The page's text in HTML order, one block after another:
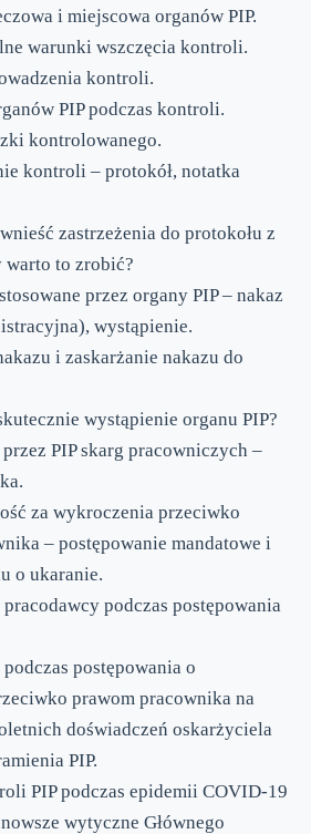
i miejscowa organów PIP.
warunki wszczęcia kontroli.
kontroli.
PIP podczas kontroli.
kontrolowanego.
kontroli – protokół, notatka
zastrzeżenia do protokołu z
to zrobić?
przez organy PIP – nakaz
wystąpienie.
i zaskarżanie nakazu do
wystąpienie organu PIP?
PIP skarg pracowniczych –
za wykroczenia przeciwko
– postępowanie mandatowe i
o ukaranie.
podczas postępowania
postępowania o
prawom pracownika na
doświadczeń oskarżyciela
PIP.
PIP podczas epidemii COVID-19
wytyczne Głównego